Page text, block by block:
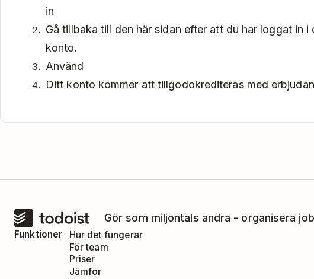
in
Gå tillbaka till den här sidan efter att du har loggat in i
konto.
Använd
Ditt konto kommer att tillgodokrediteras med
Gör som miljontals andra - organisera
Funktioner
Hur det fungerar
För team
Priser
Jämför